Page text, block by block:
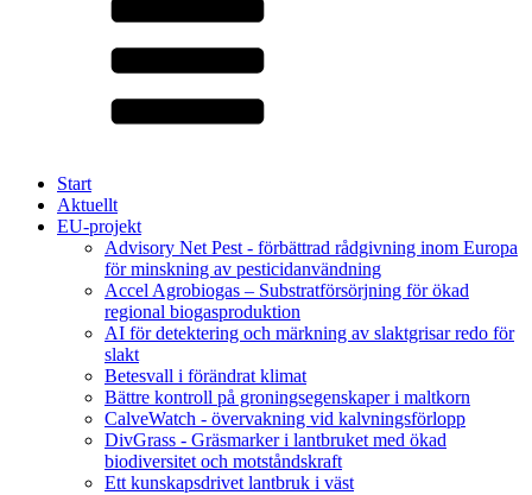
Start
Aktuellt
EU-projekt
Advisory Net Pest - förbättrad rådgivning inom Europa
för minskning av pesticidanvändning
Accel Agrobiogas – Substratförsörjning för ökad
regional biogasproduktion
AI för detektering och märkning av slaktgrisar redo för
slakt
Betesvall i förändrat klimat
Bättre kontroll på groningsegenskaper i maltkorn
CalveWatch - övervakning vid kalvningsförlopp
DivGrass - Gräsmarker i lantbruket med ökad
biodiversitet och motståndskraft
Ett kunskapsdrivet lantbruk i väst